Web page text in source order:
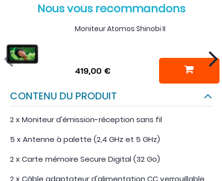
Nous vous recommandons
Moniteur Atomos Shinobi II
419,00 €
CONTENU DU PRODUIT
2 x Moniteur d'émission-réception sans fil
5 x Antenne à palette (2,4 GHz et 5 GHz)
2 x Carte mémoire Secure Digital (32 Go)
2 x Câble adaptateur d'alimentation CC verrouillable